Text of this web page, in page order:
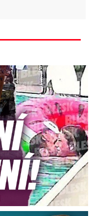
První slova!